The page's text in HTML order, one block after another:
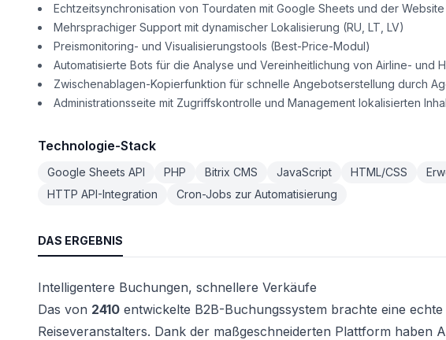
Echtzeitsynchronisation von Tourdaten mit Google Sheets und der Website
Mehrsprachiger Support mit dynamischer Lokalisierung (RU, LT, LV)
Preismonitoring- und Visualisierungstools (Best-Price-Modul)
Automatisierte Bots für die Analyse und Vereinheitlichung von Airline- und
Zwischenablagen-Kopierfunktion für schnelle Angebotserstellung durch
Administrationsseite mit Zugriffskontrolle und Management lokalisierten
Technologie-Stack
Google Sheets API PHP Bitrix CMS JavaScript HTML/CSS
HTTP API-Integration
Cron-Jobs zur Automatisierung
DAS ERGEBNIS
Intelligentere Buchungen, schnellere Verkäufe
Das von 2410 entwickelte B2B-Buchungssystem brachte eine
Reiseveranstalters. Dank der maßgeschneiderten Plattform haben